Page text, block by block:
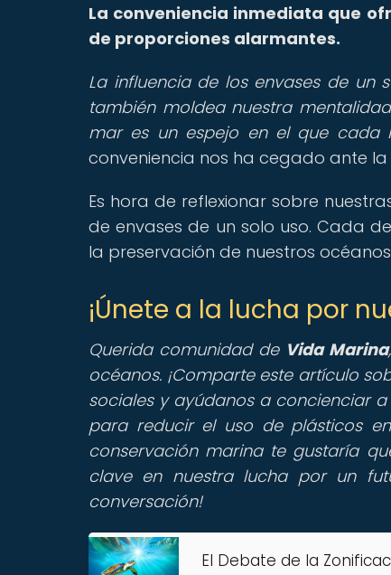
La conveniencia inmediata que
de proporciones alarmantes.
La influencia de los envases de un
también moldea nuestra
mar es un espejo en el que cada
conveniencia nos ha cegado ante
Es hora de reflexionar sobre
de envases de un solo uso. Cada
la preservación de nuestros
¡Únete a la lucha por
Querida comunidad de Vida Marina,
océanos. ¡Comparte este artículo
sociales y ayúdanos a concienciar
para reducir el uso de plásticos
conservación marina te gustaría
clave en nuestra lucha por un
conversación!
El Debate de la